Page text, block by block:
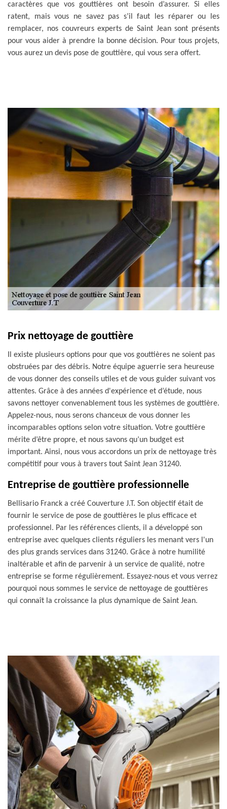
caractères que vos gouttières ont besoin d’assurer. Si elles
ratent, mais vous ne savez pas s’il faut les réparer ou les
remplacer, nos couvreurs experts de Saint Jean sont présents
pour vous aider à prendre la bonne décision. Pour tous projets,
vous aurez un devis pose de gouttière, qui vous sera offert.
Prix nettoyage de gouttière
Il existe plusieurs options pour que vos gouttières ne soient pas
obstruées par des débris. Notre équipe aguerrie sera heureuse
de vous donner des conseils utiles et de vous guider suivant vos
attentes. Grâce à des années d'expérience et d’étude, nous
savons nettoyer convenablement tous les systèmes de gouttière.
Appelez-nous, nous serons chanceux de vous donner les
incomparables options selon votre situation. Votre gouttière
mérite d’être propre, et nous savons qu’un budget est
important. Ainsi, nous vous accordons un prix de nettoyage très
compétitif pour vous à travers tout Saint Jean 31240.
Entreprise de gouttière professionnelle
Bellisario Franck a créé Couverture J.T. Son objectif était de
fournir le service de pose de gouttières le plus efficace et
professionnel. Par les références clients, il a développé son
entreprise avec quelques clients réguliers les menant vers l'un
des plus grands services dans 31240. Grâce à notre humilité
inaltérable et afin de parvenir à un service de qualité, notre
entreprise se forme régulièrement. Essayez-nous et vous verrez
pourquoi nous sommes le service de nettoyage de gouttières
qui connaît la croissance la plus dynamique de Saint Jean.